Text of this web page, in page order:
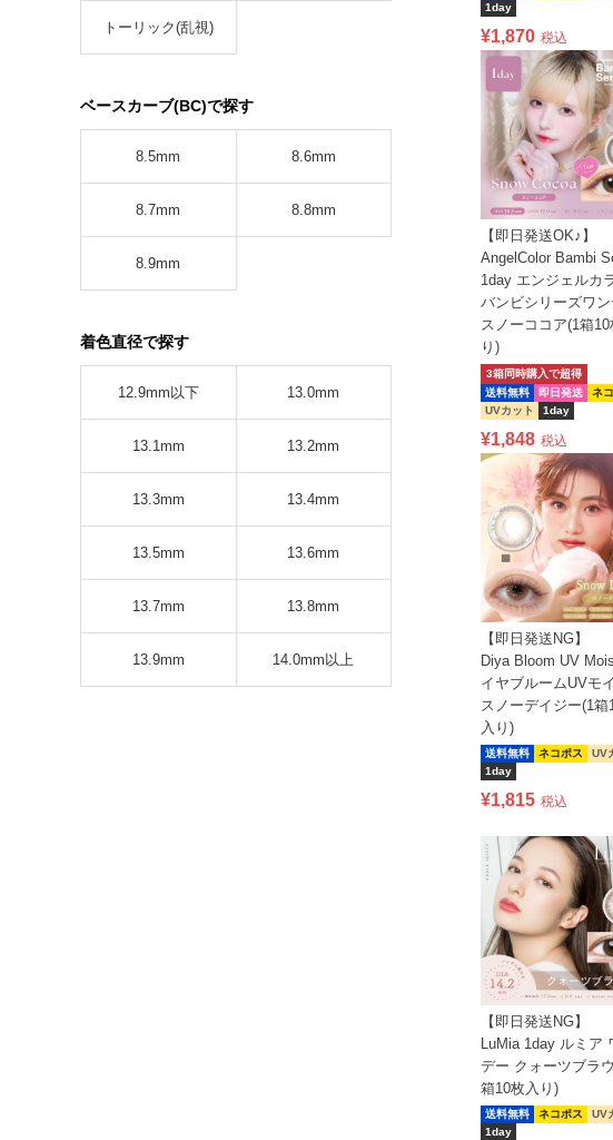
トーリック(乱視)
ベースカーブ(BC)で探す
8.5mm 8.6mm
8.7mm 8.8mm
8.9mm
着色直径で探す
12.9mm以下 13.0mm
13.1mm 13.2mm
13.3mm 13.4mm
13.5mm 13.6mm
13.7mm 13.8mm
13.9mm 14.0mm以上
1day
¥1,870 税込
【即日発送OK♪】
AngelColor Bambi
1day エンジェルカ
バンビシリーズワン
スノーココア(1箱10
り)
送料無料 即日発送
ネ
UVカット
1day
3箱同時購入で超得
¥1,848 税込
【即日発送NG】
Diya Bloom UV
イヤブルームUVモ
スノーデイジー(1箱
入り)
送料無料 ネコポス
UV
1day
¥1,815 税込
【即日発送NG】
LuMia 1day ルミア
デー クォーツブラ
箱10枚入り)
送料無料 ネコポス
UV
1day